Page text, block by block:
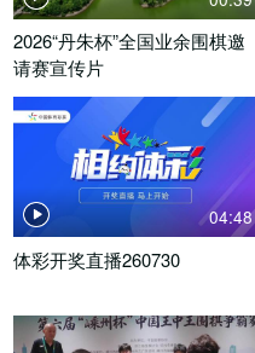
2026“丹朱杯”全国业余围棋邀
请赛宣传片
04:48
体彩开奖直播260730